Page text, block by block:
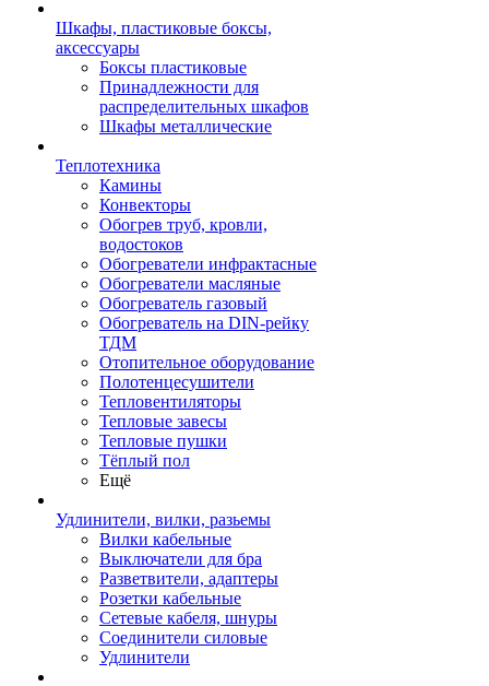
Шкафы, пластиковые боксы,
аксессуары
Боксы пластиковые
Принадлежности для
распределительных шкафов
Шкафы металлические
Теплотехника
Камины
Конвекторы
Обогрев труб, кровли,
водостоков
Обогреватели инфрактасные
Обогреватели масляные
Обогреватель газовый
Обогреватель на DIN-рейку
ТДМ
Отопительное оборудование
Полотенцесушители
Тепловентиляторы
Тепловые завесы
Тепловые пушки
Тёплый пол
Ещё
Удлинители, вилки, разьемы
Вилки кабельные
Выключатели для бра
Разветвители, адаптеры
Розетки кабельные
Сетевые кабеля, шнуры
Соединители силовые
Удлинители